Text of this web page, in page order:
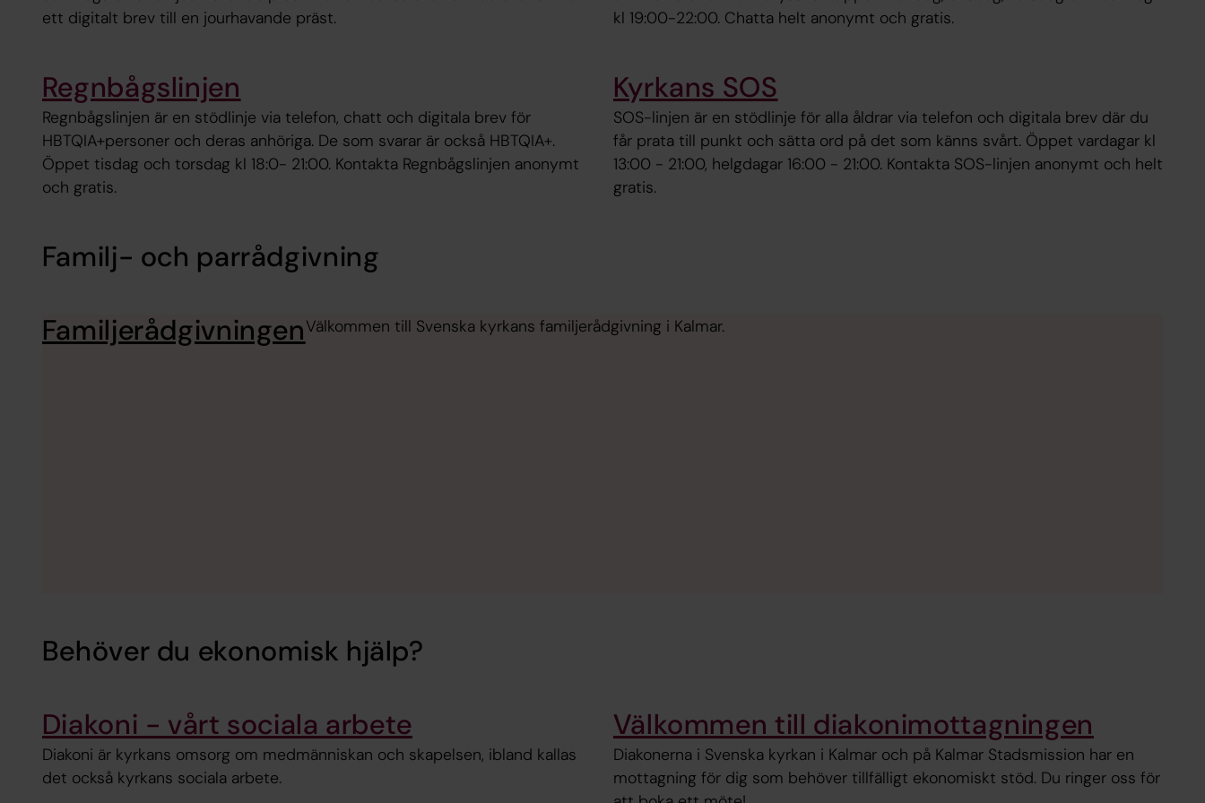
ett digitalt brev till en jourhavande präst.
kl 19:00-22:00. Chatta helt anonymt och gratis.
Regnbågslinjen
Regnbågslinjen är en stödlinje via telefon, chatt och digitala brev för
HBTQIA+personer och deras anhöriga. De som svarar är också HBTQIA+.
Öppet tisdag och torsdag kl 18:0- 21:00. Kontakta Regnbågslinjen anonymt
och gratis.
Kyrkans SOS
SOS-linjen är en stödlinje för alla åldrar via telefon och digitala brev där du
får prata till punkt och sätta ord på det som känns svårt. Öppet vardagar kl
13:00 - 21:00, helgdagar 16:00 - 21:00. Kontakta SOS-linjen anonymt och helt
gratis.
Familj- och parrådgivning
FamiljerådgivningenVälkommen till Svenska kyrkans familjerådgivning i Kalmar.
Behöver du ekonomisk hjälp?
Diakoni - vårt sociala arbete
Diakoni är kyrkans omsorg om medmänniskan och skapelsen, ibland kallas
det också kyrkans sociala arbete.
Välkommen till diakonimottagningen
Diakonerna i Svenska kyrkan i Kalmar och på Kalmar Stadsmission har en
mottagning för dig som behöver tillfälligt ekonomiskt stöd. Du ringer oss för